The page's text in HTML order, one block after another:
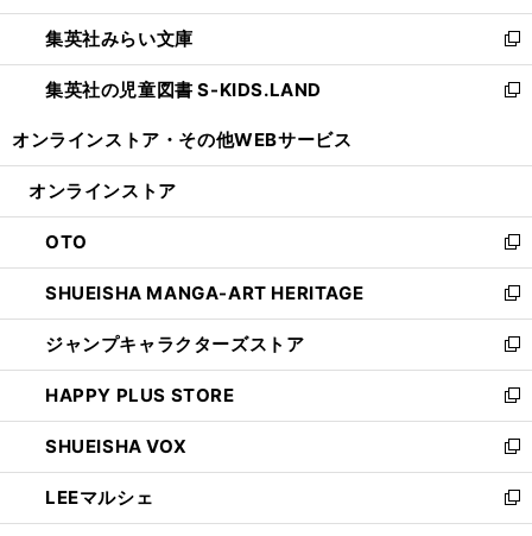
開
く
ウ
で
開
く
ン
ド
ウ
で
ウ
ィ
ン
ド
開
集英社みらい文庫
新
し
い
ン
ウ
で
開
く
集英社の児童図書 S-KIDS.LAND
新
ウ
ン
ド
ウ
で
開
く
オンラインストア・ その他WEBサービス
オンラインストア
OTO
新
し
い
ウ
ィ
ン
ド
ウ
で
開
く
SHUEISHA MANGA-ART HERITAGE
新
し
い
ウ
ィ
ン
ド
ウ
で
開
ジャンプキャラクターズストア
新
し
い
ウ
ィ
ン
ド
ウ
HAPPY PLUS STORE
新
し
い
ウ
ィ
ン
SHUEISHA VOX
新
し
い
ウ
LEEマルシェ
新
し